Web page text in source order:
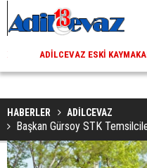
ADILCEVAZ ESKI
HABERLER ADİLCEVAZ
Başkan Gürsoy STK